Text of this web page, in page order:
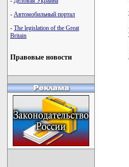
- Автомобильный портал
- The legislation of the Great
Britain
Правовые новости